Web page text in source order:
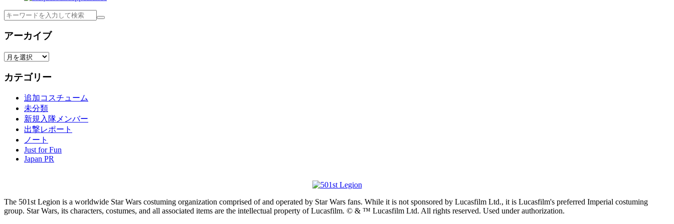
検
アーカイブ
ア
カ
カテゴリー
追加コスチューム
未分類
新規入隊メンバー
出撃レポート
ノート
Just for Fun
Japan PR
The 501st Legion is a worldwide Star Wars costuming organization comprised of and operated by Star Wars fans. While it is not sponsored by Lucasfilm Ltd., it is Lucasfilm's preferred Imperial costuming
group. Star Wars, its characters, costumes, and all associated items are the intellectual property of Lucasfilm. © & ™ Lucasfilm Ltd. All rights reserved. Used under authorization.